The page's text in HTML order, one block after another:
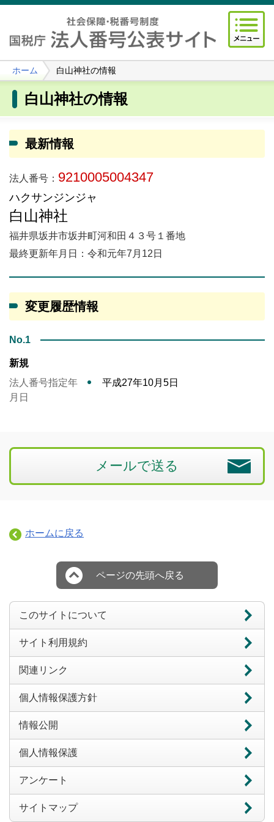
ホーム 白山神社の情報
白山神社の情報
最新情報
法人番号： 9210005004347
ハクサンジンジャ
白山神社
福井県坂井市坂井町河和田４３号１番地
最終更新年月日：令和元年7月12日
変更履歴情報
No.1
新規
法人番号指定年
月日
平成27年10月5日
メールで送る
ホームに戻る
ページの先頭へ戻る
このサイトについて
サイト利用規約
関連リンク
個人情報保護方針
情報公開
個人情報保護
アンケート
サイトマップ